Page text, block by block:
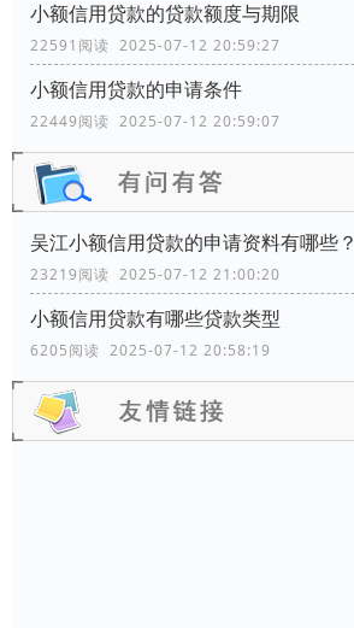
小额信用贷款的贷款额度与期限
22591阅读 2025-07-12 20:59:27
小额信用贷款的申请条件
22449阅读 2025-07-12 20:59:07
吴江小额信用贷款的申请资料有哪些？
23219阅读 2025-07-12 21:00:20
小额信用贷款有哪些贷款类型
6205阅读 2025-07-12 20:58:19